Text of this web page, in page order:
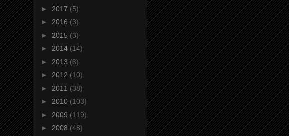
► 2017 (5)
► 2016 (3)
► 2015 (3)
► 2014 (14)
► 2013 (8)
► 2012 (10)
► 2011 (38)
► 2010 (103)
► 2009 (119)
► 2008 (48)